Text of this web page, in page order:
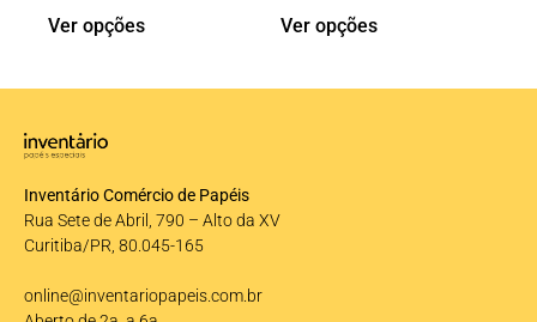
Ver opções Ver opções
Inventário Comércio de Papéis
Rua Sete de Abril, 790 – Alto da XV
Curitiba/PR, 80.045-165
online@inventariopapeis.com.br